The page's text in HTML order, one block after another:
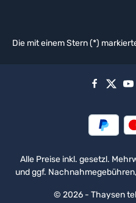
Die mit einem Stern (*)
© 2026 - Thaysen
Alle Preise inkl. gesetzl.
und ggf.